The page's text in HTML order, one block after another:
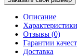
Описание
Характеристики
Отзывы (0)
Гарантии
Доставка